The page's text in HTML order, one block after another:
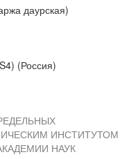
даурская)
(Россия)
ИНСТИТУТОМ
НАУК